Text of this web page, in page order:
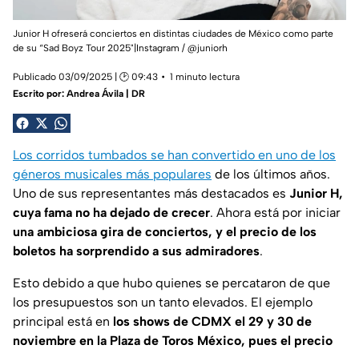
Junior H ofreserá conciertos en distintas ciudades de México como parte
de su “Sad Boyz Tour 2025"|Instagram / @juniorh
Publicado 03/09/2025 | 🕑 09:43
1 minuto lectura
Escrito por: Andrea Ávila | DR
Los corridos tumbados se han convertido en uno de los
géneros musicales más populares de los últimos años.
Uno de sus representantes más destacados es Junior H,
cuya fama no ha dejado de crecer. Ahora está por iniciar
una ambiciosa gira de conciertos, y el precio de los
boletos ha sorprendido a sus admiradores.
Esto debido a que hubo quienes se percataron de que
los presupuestos son un tanto elevados. El ejemplo
principal está en los shows de CDMX el 29 y 30 de
noviembre en la Plaza de Toros México, pues el precio